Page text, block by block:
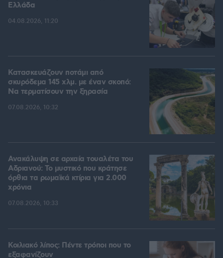
Ελλάδα
04.08.2026, 11:20
Κατασκευάζουν ποτάμι από
σκυρόδεμα 145 χλμ. με έναν σκοπό:
Να τερματίσουν την ξηρασία
07.08.2026, 10:32
Ανακάλυψη σε αρχαία τουαλέτα του
Αδριανού: Το μυστικό που κράτησε
όρθια τα ρωμαϊκά κτίρια για 2.000
χρόνια
07.08.2026, 10:33
Κοιλιακό λίπος: Πέντε τρόποι που το
εξαφανίζουν